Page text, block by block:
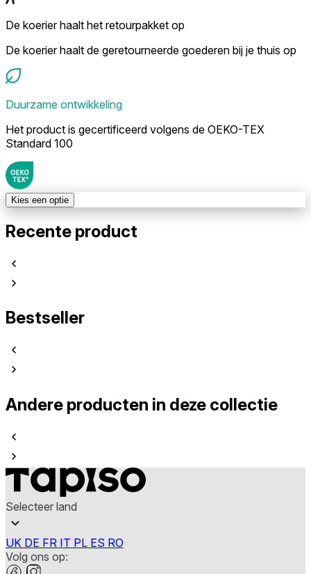
De koerier haalt het retourpakket op
De koerier haalt de geretourneerde goederen bij je thuis op
Duurzame ontwikkeling
Het product is gecertificeerd volgens de OEKO-TEX
Standard 100
Kies een optie
Recente product
Bestseller
Andere producten in deze collectie
Selecteer land
UK DE FR IT PL ES RO
Volg ons op: